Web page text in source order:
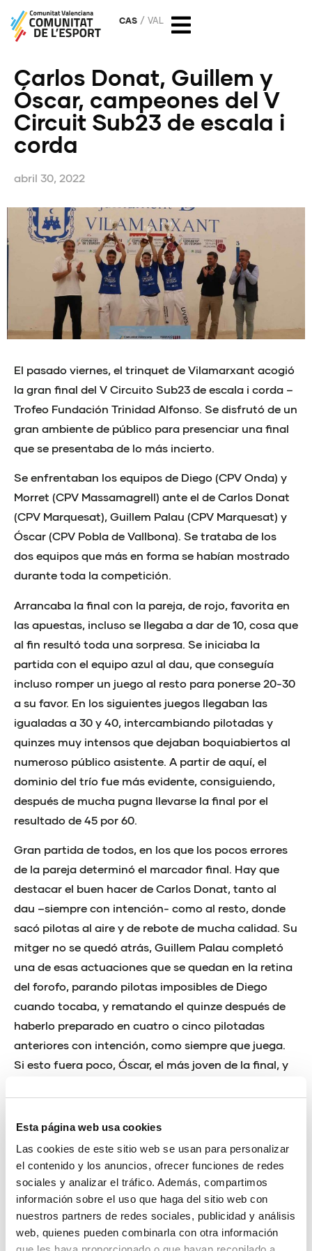
Esta página web usa cookies
Las cookies de este sitio web se usan para personalizar
el contenido y los anuncios, ofrecer funciones de redes
sociales y analizar el tráfico. Además, compartimos
información sobre el uso que haga del sitio web con
nuestros partners de redes sociales, publicidad y análisis
web, quienes pueden combinarla con otra información
CAS VAL
Carlos Donat, Guillem y
Óscar, campeones del V
Circuit Sub23 de escala i
corda
abril 30, 2022
El pasado viernes, el trinquet de Vilamarxant acogió
la gran final del V Circuito Sub23 de escala i corda –
Trofeo Fundación Trinidad Alfonso. Se disfrutó de un
gran ambiente de público para presenciar una final
que se presentaba de lo más incierto.
Se enfrentaban los equipos de Diego (CPV Onda) y
Morret (CPV Massamagrell) ante el de Carlos Donat
(CPV Marquesat), Guillem Palau (CPV Marquesat) y
Óscar (CPV Pobla de Vallbona). Se trataba de los
dos equipos que más en forma se habían mostrado
durante toda la competición.
Arrancaba la final con la pareja, de rojo, favorita en
las apuestas, incluso se llegaba a dar de 10, cosa que
al fin resultó toda una sorpresa. Se iniciaba la
partida con el equipo azul al dau, que conseguía
incluso romper un juego al resto para ponerse 20-30
a su favor. En los siguientes juegos llegaban las
igualadas a 30 y 40, intercambiando pilotadas y
quinzes muy intensos que dejaban boquiabiertos al
numeroso público asistente. A partir de aquí, el
dominio del trío fue más evidente, consiguiendo,
después de mucha pugna llevarse la final por el
resultado de 45 por 60.
Gran partida de todos, en los que los pocos errores
de la pareja determinó el marcador final. Hay que
destacar el buen hacer de Carlos Donat, tanto al
dau –siempre con intención- como al resto, donde
sacó pilotas al aire y de rebote de mucha calidad. Su
mitger no se quedó atrás, Guillem Palau completó
una de esas actuaciones que se quedan en la retina
del forofo, parando pilotas imposibles de Diego
cuando tocaba, y rematando el quinze después de
haberlo preparado en cuatro o cinco pilotadas
anteriores con intención, como siempre que juega.
Si esto fuera poco, Óscar, el más joven de la final, y
muralla, en la que estuvo sensacional. La pareja
rayó a buena altura, pero unos pocos errores no
forzados decantaron la partida, tal vez por los
nervios que provocan una final de esta entidad.
A nivel particular Carlos Donat se convierte en uno
de los jugadores más laureados de esta